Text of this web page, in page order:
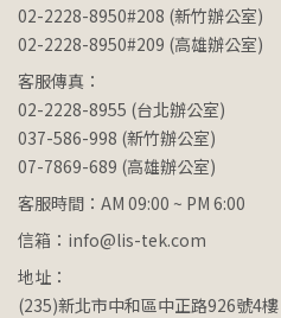
02-2228-8950#208 (新竹辦公室)
02-2228-8950#209 (高雄辦公室)
客服傳真：
02-2228-8955 (台北辦公室)
037-586-998 (新竹辦公室)
07-7869-689 (高雄辦公室)
客服時間：AM 09:00 ~ PM 6:00
信箱：info@lis-tek.com
地址：
(235)新北市中和區中正路926號4